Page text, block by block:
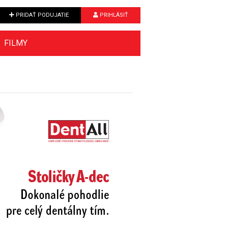
PRIDAŤ PODUJATIE PRIHLÁSIŤ
FILMY
Next